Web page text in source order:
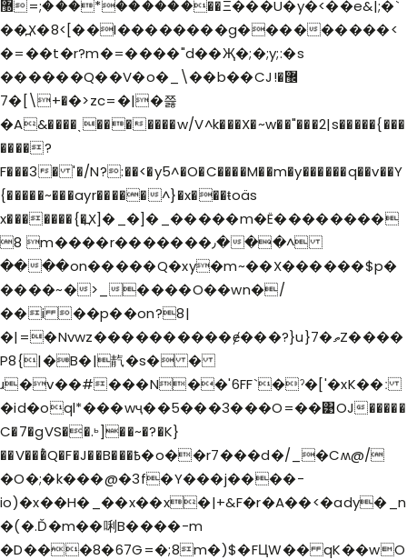
������*���;=޽��Ξ���U�y�<��e&|;�`
��߽X�8<[��I��������g���������<
�=��t�r?m�=����"d��Җ�;�;y;:�s
������Q��V�o�_\��b��CJ޼�!
�+\]�7�>zc=�|�쯣
�A&����ˎ�������w/V^k���X�~w��"���2|s�����{���
����?
F���3� '�/N?:��<�y5^�O�C����M��m�y������q��v��Y
{�����~���ayr�����^}�x���ŧoäs
x�������{�߽X]�_�]�_�����m�Ë��������
8 m����r�������٫���^
����on�����Q�xy�m~��X������$p�
����~�>_����O��wn�/
��i ��p��on?8|
�|=�Nvwz����������ɇ���?}u}7�ތZ����
P8{|�B�|靔�s� �
ɹ�v��#���N��'6FF`�ˀ�['�xK��ː
�id�oql*���wҷ��5���3���O=��͹OJ�����
C�7�gVS��.ꚝ]��~�?�K}
��V���ͭQ�F�J��B���߿�o��r7���d�/_�Cʍ@/
�O�;�k���@�3f�Y���j����-
io)�x��H�_��x��x�|+&F�r�A��<�ady�_n
�(�.Ď�m��唎B����-m
�D���8�67G=�;8m�)$�FЦW�� qK��wO